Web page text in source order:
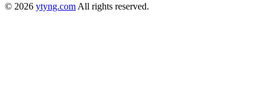
© 2026 ytyng.com All rights reserved.